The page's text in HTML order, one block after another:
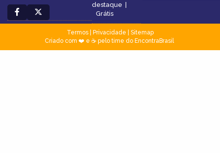
destaque |
Grátis
Termos| Privacidade
Sitemap
Criado com ❤️ e ☕ pelo time do EncontraBrasil